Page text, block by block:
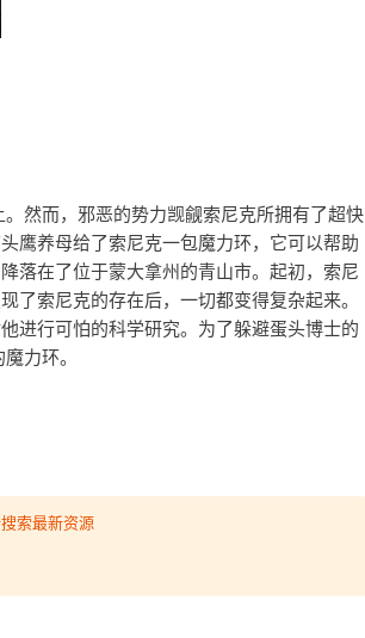
然而，邪恶的势力觊觎索尼克所拥有了超快
鹰养母给了索尼克一包魔力环，它可以帮助
落在了位于蒙大拿州的青山市。起初，索尼
了索尼克的存在后，一切都变得复杂起来。
进行可怕的科学研究。为了躲避蛋头博士的
力环。
索最新资源